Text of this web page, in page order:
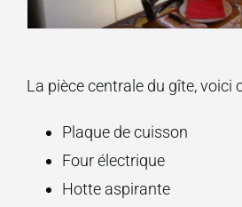
La pièce centrale du gîte, voici
Plaque de cuisson
Four électrique
Hotte aspirante